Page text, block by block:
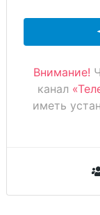
Внимание!
канал
иметь